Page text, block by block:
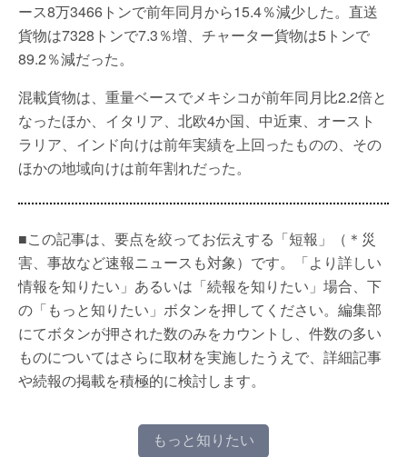
ース8万3466トンで前年同月から15.4％減少した。直送
貨物は7328トンで7.3％増、チャーター貨物は5トンで
89.2％減だった。
混載貨物は、重量ベースでメキシコが前年同月比2.2倍と
なったほか、イタリア、北欧4か国、中近東、オースト
ラリア、インド向けは前年実績を上回ったものの、その
ほかの地域向けは前年割れだった。
■この記事は、要点を絞ってお伝えする「短報」（＊災
害、事故など速報ニュースも対象）です。「より詳しい
情報を知りたい」あるいは「続報を知りたい」場合、下
の「もっと知りたい」ボタンを押してください。編集部
にてボタンが押された数のみをカウントし、件数の多い
ものについてはさらに取材を実施したうえで、詳細記事
や続報の掲載を積極的に検討します。
もっと知りたい